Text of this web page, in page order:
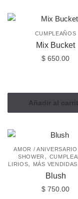
CUMPLEAÑOS
Mix Bucket
$ 650.00
Añadir al
AMOR / ANIVERSARIO
SHOWER ,
LIRIOS, MÁS VENDIDAS
Blush
$ 750.00